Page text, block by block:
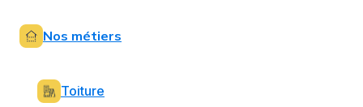
Nos métiers
Toiture